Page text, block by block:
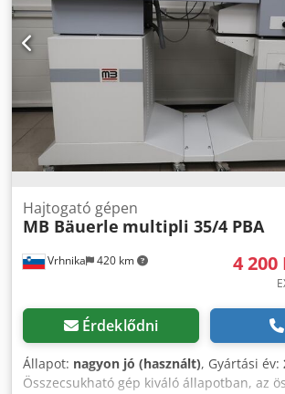
Vrhnika 420 km
Hajtogató gépen
MB Bäuerle multipli 35/4 PBA
4 200
Érdeklődni
Állapot: nagyon jó (használt), Gyártási év:
Összecsukható gép kiváló állapotban, az